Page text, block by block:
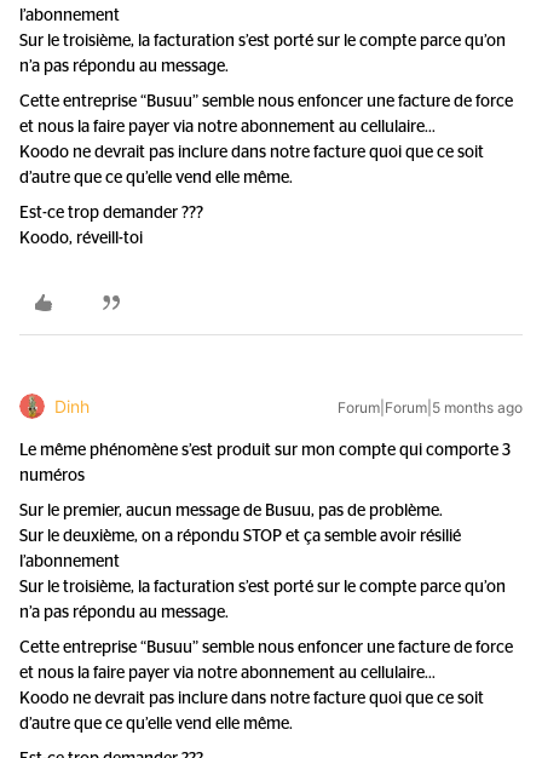
l’abonnement
Sur le troisième, la facturation s’est porté sur le compte parce qu’on
n’a pas répondu au message.
Cette entreprise “Busuu” semble nous enfoncer une facture de force
et nous la faire payer via notre abonnement au cellulaire…
Koodo ne devrait pas inclure dans notre facture quoi que ce soit
d’autre que ce qu’elle vend elle même.
Est-ce trop demander ???
Koodo, réveill-toi
Dinh Forum|Forum|5 months ago
Le même phénomène s’est produit sur mon compte qui comporte 3
numéros
Sur le premier, aucun message de Busuu, pas de problème.
Sur le deuxième, on a répondu STOP et ça semble avoir résilié
l’abonnement
Sur le troisième, la facturation s’est porté sur le compte parce qu’on
n’a pas répondu au message.
Cette entreprise “Busuu” semble nous enfoncer une facture de force
et nous la faire payer via notre abonnement au cellulaire…
Koodo ne devrait pas inclure dans notre facture quoi que ce soit
d’autre que ce qu’elle vend elle même.